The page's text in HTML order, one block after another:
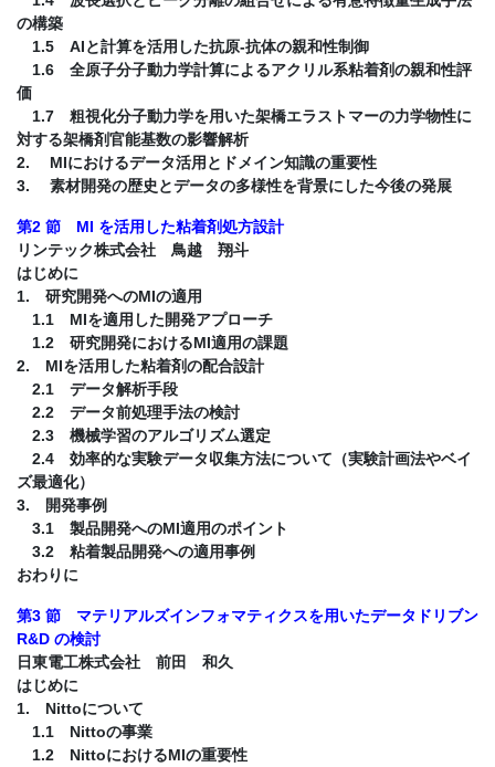
の構築
1.5 AIと計算を活用した抗原-抗体の親和性制御
1.6 全原子分子動力学計算によるアクリル系粘着剤の親和性評
価
1.7 粗視化分子動力学を用いた架橋エラストマーの力学物性に
対する架橋剤官能基数の影響解析
2. MIにおけるデータ活用とドメイン知識の重要性
3. 素材開発の歴史とデータの多様性を背景にした今後の発展
第2 節 MI を活用した粘着剤処方設計
リンテック株式会社 鳥越 翔斗
はじめに
1. 研究開発へのMIの適用
1.1 MIを適用した開発アプローチ
1.2 研究開発におけるMI適用の課題
2. MIを活用した粘着剤の配合設計
2.1 データ解析手段
2.2 データ前処理手法の検討
2.3 機械学習のアルゴリズム選定
2.4 効率的な実験データ収集方法について（実験計画法やベイ
ズ最適化）
3. 開発事例
3.1 製品開発へのMI適用のポイント
3.2 粘着製品開発への適用事例
おわりに
第3 節 マテリアルズインフォマティクスを用いたデータドリブン
R&D の検討
日東電工株式会社 前田 和久
はじめに
1. Nittoについて
1.1 Nittoの事業
1.2 NittoにおけるMIの重要性